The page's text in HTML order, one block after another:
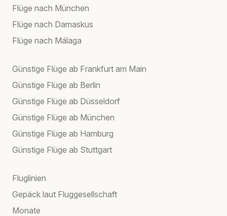
Flüge nach München
Flüge nach Damaskus
Flüge nach Málaga
Günstige Flüge ab Frankfurt am Main
Günstige Flüge ab Berlin
Günstige Flüge ab Düsseldorf
Günstige Flüge ab München
Günstige Flüge ab Hamburg
Günstige Flüge ab Stuttgart
Fluglinien
Gepäck laut Fluggesellschaft
Monate